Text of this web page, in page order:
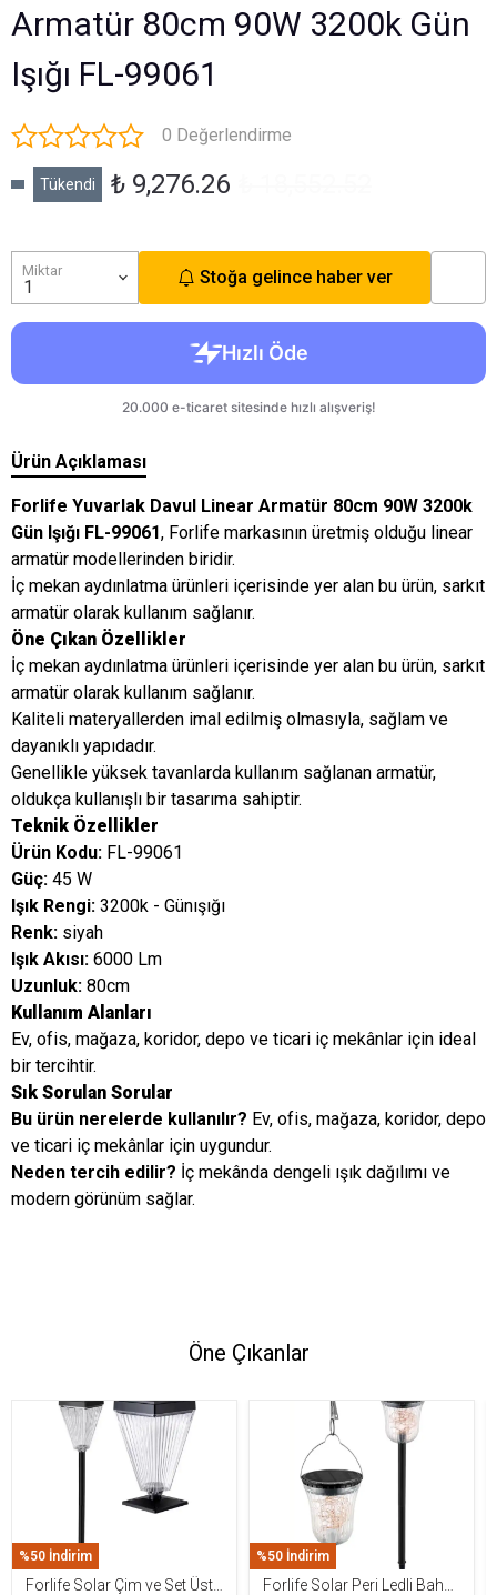
Armatür 80cm 90W 3200k Gün
Işığı FL-99061
0 Değerlendirme
Tükendi ₺ 9,276.26
Miktar Stoğa gelince haber ver
Ürün Açıklaması
Forlife Yuvarlak Davul Linear Armatür 80cm 90W 3200k
Gün Işığı FL-99061, Forlife markasının üretmiş olduğu linear
armatür modellerinden biridir.
İç mekan aydınlatma ürünleri içerisinde yer alan bu ürün, sarkıt
armatür olarak kullanım sağlanır.
Öne Çıkan Özellikler
İç mekan aydınlatma ürünleri içerisinde yer alan bu ürün, sarkıt
armatür olarak kullanım sağlanır.
Kaliteli materyallerden imal edilmiş olmasıyla, sağlam ve
dayanıklı yapıdadır.
Genellikle yüksek tavanlarda kullanım sağlanan armatür,
oldukça kullanışlı bir tasarıma sahiptir.
Teknik Özellikler
Ürün Kodu: FL-99061
Güç: 45 W
Işık Rengi: 3200k - Günışığı
Renk: siyah
Işık Akısı: 6000 Lm
Uzunluk: 80cm
Kullanım Alanları
Ev, ofis, mağaza, koridor, depo ve ticari iç mekânlar için ideal
bir tercihtir.
Sık Sorulan Sorular
Bu ürün nerelerde kullanılır? Ev, ofis, mağaza, koridor, depo
ve ticari iç mekânlar için uygundur.
Neden tercih edilir? İç mekânda dengeli ışık dağılımı ve
modern görünüm sağlar.
Öne Çıkanlar
%50 İndirim
Forlife Solar Çim ve Set Üstü
%50 İndirim
Forlife Solar Peri Ledli Bahçe